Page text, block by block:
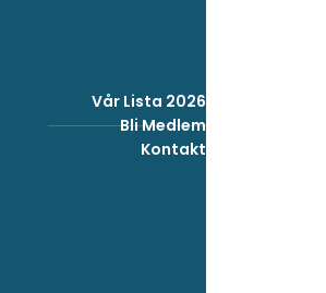
Vår Lista 2026
Bli Medlem
Kontakt